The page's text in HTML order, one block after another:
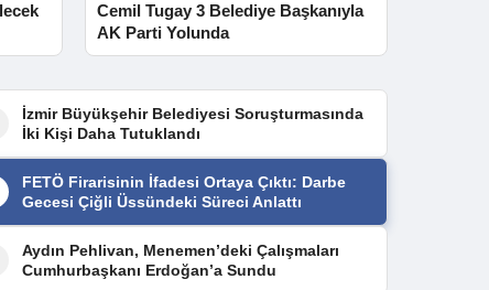
Cemil Tugay 3 Belediye Başkanıyla
AK Parti Yolunda
İzmir Büyükşehir Belediyesi Soruşturmasında
İki Kişi Daha Tutuklandı
FETÖ Firarisinin İfadesi Ortaya Çıktı: Darbe
Gecesi Çiğli Üssündeki Süreci Anlattı
Aydın Pehlivan, Menemen’deki Çalışmaları
Cumhurbaşkanı Erdoğan’a Sundu